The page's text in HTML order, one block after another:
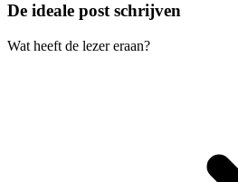
De ideale post schrijven
Wat heeft de lezer eraan?